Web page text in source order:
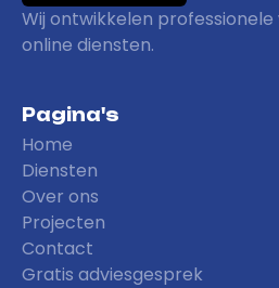
Wij ontwikkelen
online diensten.
Pagina's
Home
Diensten
Over ons
Projecten
Contact
Gratis adviesgesprek